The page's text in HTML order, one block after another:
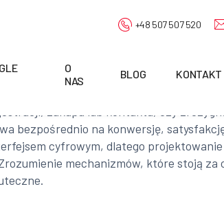
+48 507 507 520
O
NAS
BLOG KONTAKT
zakupu lub kontaktu, czy
bezpośrednio na konwersję,
cyfrowym, dlatego
mechanizmów, które stoją